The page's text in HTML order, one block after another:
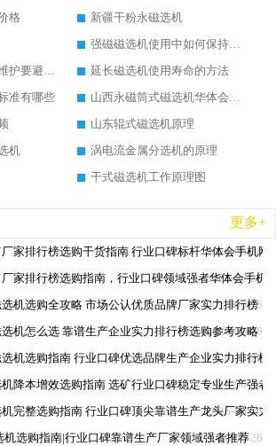
格
新疆干粉永磁选机
强磁磁选机使用中如何保持其顺畅运行
湿式磁选机的后期维护要避开哪些坑
延长磁选机使用寿命的方法
准有哪些
山西永磁筒式磁选机华体会手机网页版-华体会(中国)
山东辊式磁选机原理
机
涡电流金属分选机的原理
干式磁选机工作原理图
更多+
2026-06-26
家排行榜选购干货指南 行业口碑标杆华体会手机网
2026-06-26
家排行榜选购指南，行业口碑领域强者华体会手机
2026-06-26
机选购全攻略 市场公认优质品牌厂家实力排行榜
2026-06-26
机怎么选 靠谱生产企业实力排行榜选购参考攻略
2026-06-26
机选购指南 行业口碑优选品牌生产企业实力排行榜
2026-06-26
降本增效选购指南 选矿行业口碑稳定专业生产强者
2026-06-26
完整选购指南 行业口碑顶尖靠谱生产龙头厂家实力
2026-06-26
机选购指南|行业口碑靠谱生产厂家领域强者推荐